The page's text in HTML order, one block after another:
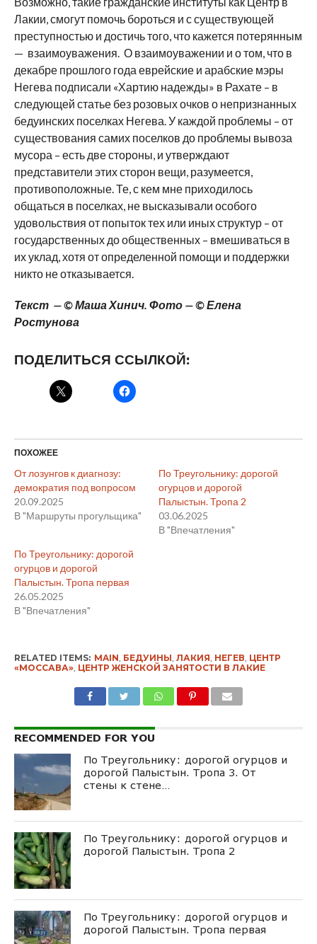
Лакии, смогут помочь бороться и с существующей
преступностью и достичь того, что кажется потерянным
— взаимоуважения. О взаимоуважении и о том, что в
декабре прошлого года еврейские и арабские мэры
Негева подписали «Хартию надежды» в Рахате – в
следующей статье без розовых очков о непризнанных
бедуинских поселках Негева. У каждой проблемы – от
существования самих поселков до проблемы вывоза
мусора – есть две стороны, и утверждают
представители этих сторон вещи, разумеется,
противоположные. Те, с кем мне приходилось
общаться в поселках, не высказывали особого
удовольствия от попыток тех или иных структур – от
государственных до общественных – вмешиваться в
их уклад, хотя от определенной помощи и поддержки
никто не отказывается.
Текст — © Маша Хинич. Фото — © Елена
Ростунова
ПОДЕЛИТЬСЯ ССЫЛКОЙ:
ПОХОЖЕЕ
От лозунгов к диагнозу:
демократия под вопросом
20.09.2025
В "Маршруты прогульщика"
По Треугольнику: дорогой
огурцов и дорогой
Палыстын. Тропа 2
03.06.2025
В "Впечатления"
По Треугольнику: дорогой
огурцов и дорогой
Палыстын. Тропа первая
26.05.2025
В "Впечатления"
RELATED ITEMS: MAIN, БЕДУИНЫ, ЛАКИЯ, НЕГЕВ, ЦЕНТР
«МОССАВА», ЦЕНТР ЖЕНСКОЙ ЗАНЯТОСТИ В ЛАКИЕ
RECOMMENDED FOR YOU
По Треугольнику: дорогой огурцов и
дорогой Палыстын. Тропа 3. От
стены к стене…
По Треугольнику: дорогой огурцов и
дорогой Палыстын. Тропа 2
По Треугольнику: дорогой огурцов и
дорогой Палыстын. Тропа первая